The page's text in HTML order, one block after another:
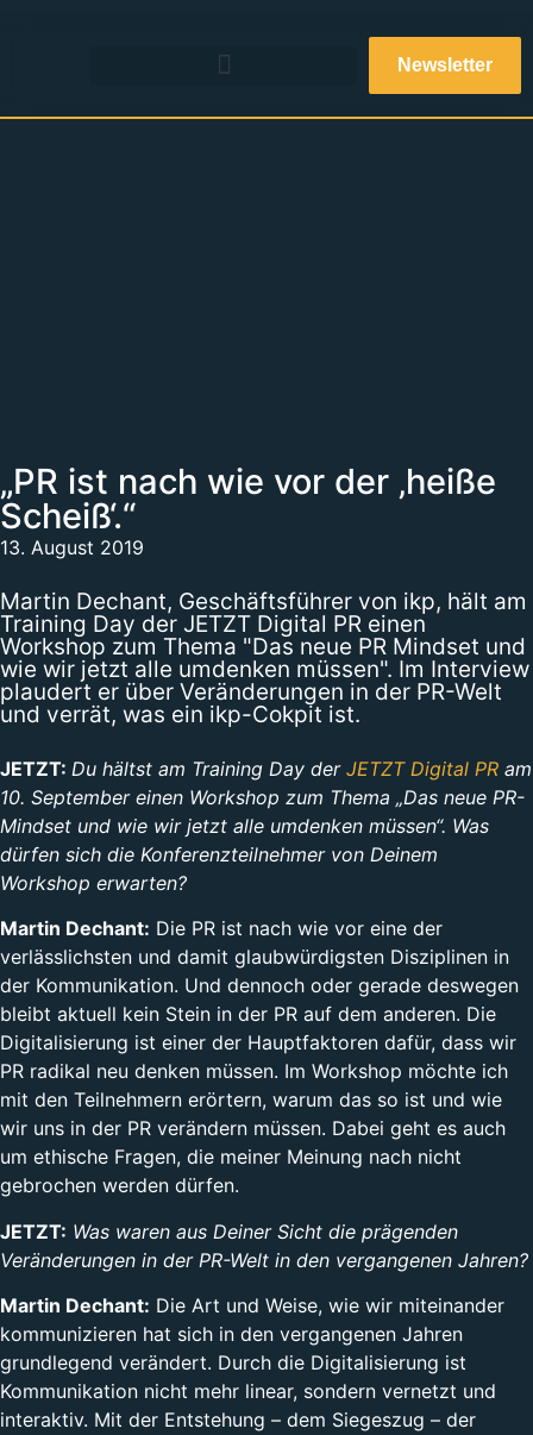
Newsletter
„PR ist nach wie vor der ‚heiße
Scheiß‘.“
13. August 2019
Martin Dechant, Geschäftsführer von ikp, hält am
Training Day der JETZT Digital PR einen
Workshop zum Thema "Das neue PR Mindset und
wie wir jetzt alle umdenken müssen". Im Interview
plaudert er über Veränderungen in der PR-Welt
und verrät, was ein ikp-Cokpit ist.
JETZT: Du hältst am Training Day der JETZT Digital PR am
10. September einen Workshop zum Thema „Das neue PR-
Mindset und wie wir jetzt alle umdenken müssen“. Was
dürfen sich die Konferenzteilnehmer von Deinem
Workshop erwarten?
Martin Dechant: Die PR ist nach wie vor eine der
verlässlichsten und damit glaubwürdigsten Disziplinen in
der Kommunikation. Und dennoch oder gerade deswegen
bleibt aktuell kein Stein in der PR auf dem anderen. Die
Digitalisierung ist einer der Hauptfaktoren dafür, dass wir
PR radikal neu denken müssen. Im Workshop möchte ich
mit den Teilnehmern erörtern, warum das so ist und wie
wir uns in der PR verändern müssen. Dabei geht es auch
um ethische Fragen, die meiner Meinung nach nicht
gebrochen werden dürfen.
JETZT: Was waren aus Deiner Sicht die prägenden
Veränderungen in der PR-Welt in den vergangenen Jahren?
Martin Dechant: Die Art und Weise, wie wir miteinander
kommunizieren hat sich in den vergangenen Jahren
grundlegend verändert. Durch die Digitalisierung ist
Kommunikation nicht mehr linear, sondern vernetzt und
interaktiv. Mit der Entstehung – dem Siegeszug – der